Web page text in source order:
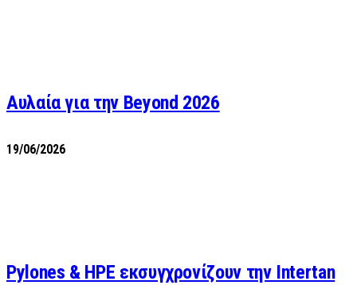
Αυλαία για την Beyond 2026
19/06/2026
Pylones & HPE εκσυγχρονίζουν την Intertan